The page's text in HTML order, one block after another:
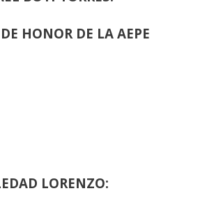
HONOR DE LA AEPE
LORENZO: